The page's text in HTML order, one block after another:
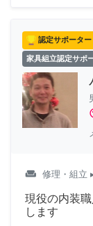
認定サポーター
家具組立認定サポ
weekend 修理・組立
現役の内装
します